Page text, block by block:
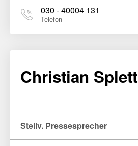
030 - 40004 131
Telefon
Christian Splett
Stellv. Pressesprecher